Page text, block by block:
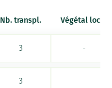
Nb. transpl. Végétal local
3 -
3 -